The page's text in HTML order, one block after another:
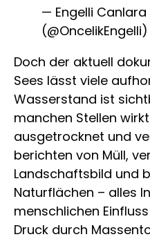
— Engelli Canlara
(@OncelikEngelli)
Doch der aktuell
Sees lässt viele
Wasserstand ist
manchen Stellen
ausgetrocknet und
berichten von Müll,
Landschaftsbild und
Naturflächen – alles
menschlichen
Druck durch